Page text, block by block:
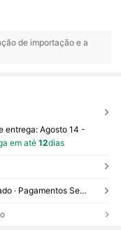
de importação e a
entrega: Agosto 14 -
em até 12dias
Reenviar se o item estiver perdido/danificado · Pagamentos Seguros · Proteção de privacidade